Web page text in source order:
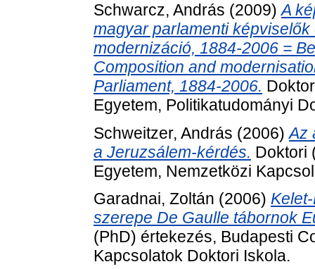
Schwarcz, András (2009)A
magyar parlamenti
modernizáció, 1884-2006 =
Composition and
Parliament, 1884-2006.
Egyetem, Politikatudományi
Schweitzer, András (2006)Az
a Jeruzsálem-kérdés. Doktori
Egyetem, Nemzetközi
Garadnai, Zoltán (2006)
szerepe De Gaulle tábornok
(PhD) értekezés, Budapesti
Kapcsolatok Doktori Iskola.